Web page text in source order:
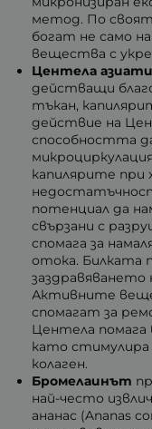
метод. По
богат не само
вещества с
Центела
действащи
тъкан,
действие на
способността
капилярите при
потенциал да
свързани с
спомага за
отока. Билката
Активните
спомагат за
Центела помага
като стимулира
колаген.
Бромелаинът
най-често
ананас (Ananas